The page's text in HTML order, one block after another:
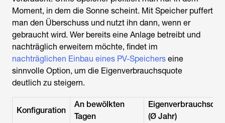
Moment, in dem die Sonne scheint. Mit Speicher puffert
man den Überschuss und nutzt ihn dann, wenn er
gebraucht wird. Wer bereits eine Anlage betreibt und
nachträglich erweitern möchte, findet im
nachträglichen Einbau eines PV-Speichers eine
sinnvolle Option, um die Eigenverbrauchsquote
deutlich zu steigern.
Konfiguration
An bewölkten
Tagen
(Ø Jahr)